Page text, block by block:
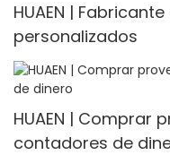
HUAEN |
personalizados
HUAEN | Comprar
contadores de